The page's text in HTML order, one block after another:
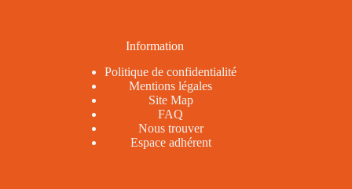
Information
Politique de confidentialité
Mentions légales
Site Map
FAQ
Nous trouver
Espace adhérent